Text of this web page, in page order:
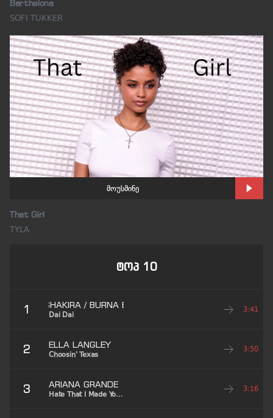
Barthelona
SOFI TUKKER
მოუსმინე
That Girl
TYLA
ტოპ 10
1 SHAKIRA / BURNA BOY
Dai Dai
3:41
2 ELLA LANGLEY
Choosin' Texas
3:50
3 ARIANA GRANDE
Hate That I Made You
3:16